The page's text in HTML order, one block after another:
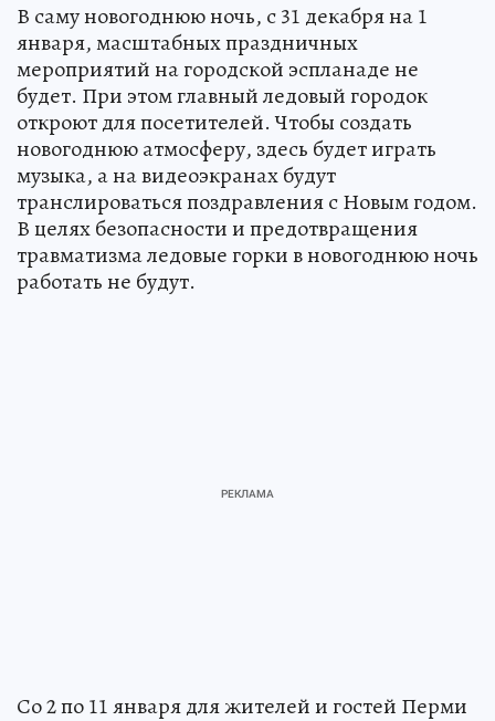
В саму новогоднюю ночь, с 31 декабря на 1
января, масштабных праздничных
мероприятий на городской эспланаде не
будет. При этом главный ледовый городок
откроют для посетителей. Чтобы создать
новогоднюю атмосферу, здесь будет играть
музыка, а на видеоэкранах будут
транслироваться поздравления с Новым годом.
В целях безопасности и предотвращения
травматизма ледовые горки в новогоднюю ночь
работать не будут.
Со 2 по 11 января для жителей и гостей Перми